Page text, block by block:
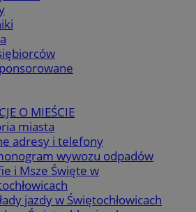
O MIEŚCIE
miasta
adresy i telefony
wywozu odpadów
i Msze Święte w
jazdy w Świętochłowicach